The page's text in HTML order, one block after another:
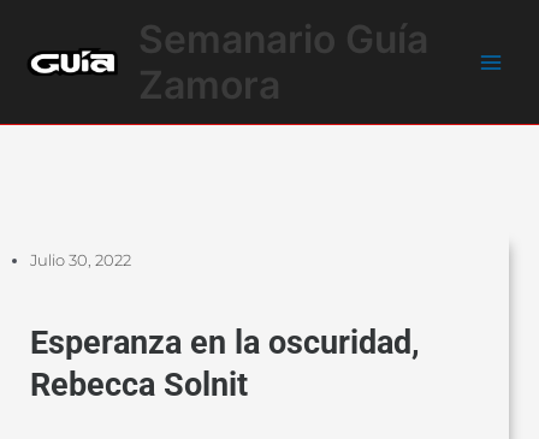
contenido
Semanario Guía
Zamora
Julio 30, 2022
Esperanza en la oscuridad,
Rebecca Solnit